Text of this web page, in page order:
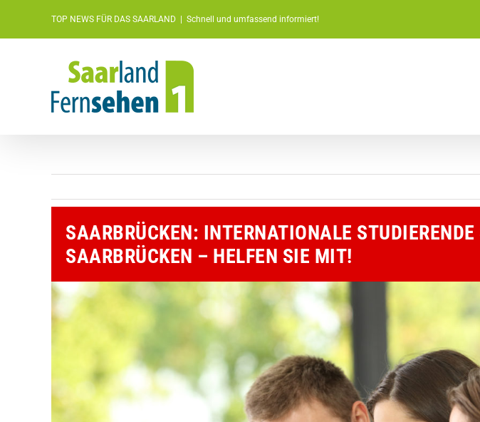
TOP NEWS FÜR DAS SAARLAND Schnell und umfassend informiert!
SAARBRÜCKEN: INTERNATIONALE
SAARBRÜCKEN – HELFEN SIE MIT!